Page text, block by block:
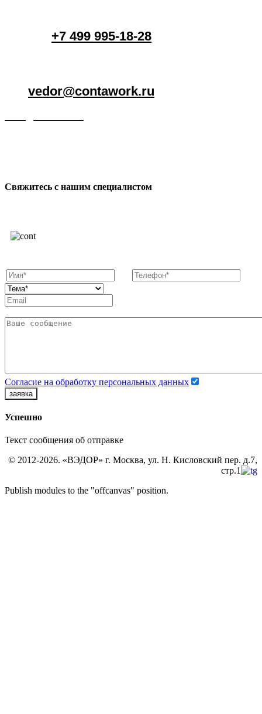
+7 499 995-18-28
vedor@contawork.ru
Свяжитесь с нашим специалистом
Согласие на обработку персональных данных
заявка
Успешно
Текст сообщения об отправке
© 2012-2026. «ВЭДОР» г. Москва, ул. Н. Кисловский пер. д.7,
стр.1
Publish modules to the "offcanvas" position.